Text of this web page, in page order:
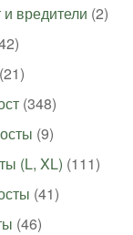
вредители (2)
(21)
(348)
(9)
(L, XL) (111)
(41)
(46)